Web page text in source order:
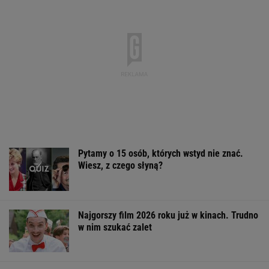
Pytamy o 15 osób, których wstyd nie znać.
Wiesz, z czego słyną?
Najgorszy film 2026 roku już w kinach. Trudno
w nim szukać zalet